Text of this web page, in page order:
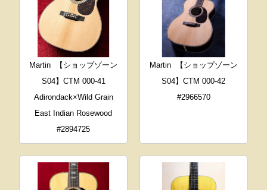
Martin
【ショップゾーン
S04】CTM 000-41
Adirondack×Wild Grain
East Indian Rosewood
#2894725
Martin
【ショップゾーン
S04】CTM 000-42
#2966570